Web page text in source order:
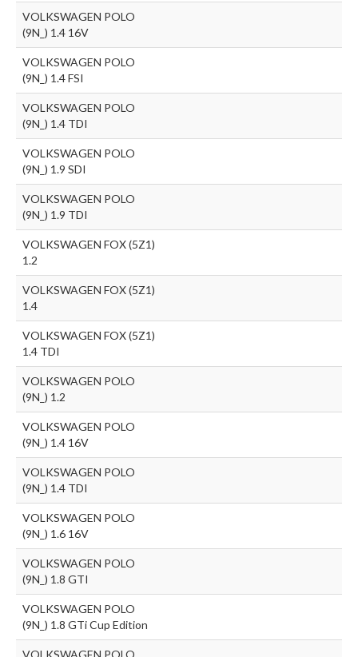
VOLKSWAGEN POLO
(9N_) 1.4 16V
VOLKSWAGEN POLO
(9N_) 1.4 FSI
VOLKSWAGEN POLO
(9N_) 1.4 TDI
VOLKSWAGEN POLO
(9N_) 1.9 SDI
VOLKSWAGEN POLO
(9N_) 1.9 TDI
VOLKSWAGEN FOX (5Z1)
1.2
VOLKSWAGEN FOX (5Z1)
1.4
VOLKSWAGEN FOX (5Z1)
1.4 TDI
VOLKSWAGEN POLO
(9N_) 1.2
VOLKSWAGEN POLO
(9N_) 1.4 16V
VOLKSWAGEN POLO
(9N_) 1.4 TDI
VOLKSWAGEN POLO
(9N_) 1.6 16V
VOLKSWAGEN POLO
(9N_) 1.8 GTI
VOLKSWAGEN POLO
(9N_) 1.8 GTi Cup Edition